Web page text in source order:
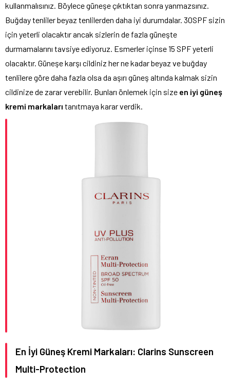
kullanmalısınız. Böylece güneşe çıktıktan sonra yanmazsınız.
Buğday tenliler beyaz tenlilerden daha iyi durumdalar. 30SPF sizin
için yeterli olacaktır ancak sizlerin de fazla güneşte
durmamalarını tavsiye ediyoruz. Esmerler içinse 15 SPF yeterli
olacaktır. Güneşe karşı cildiniz her ne kadar beyaz ve buğday
tenlilere göre daha fazla olsa da aşırı güneş altında kalmak sizin
cildinize de zarar verebilir. Bunları önlemek için size en iyi güneş
kremi markaları tanıtmaya karar verdik.
En İyi Güneş Kremi Markaları: Clarins Sunscreen
Multi-Protection